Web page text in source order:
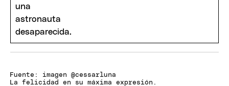
Fuente: imagen @cessarluna
La felicidad en su máxima expresión.